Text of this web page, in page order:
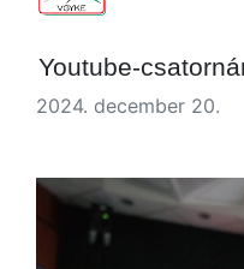
Youtube-
2024. december 20.